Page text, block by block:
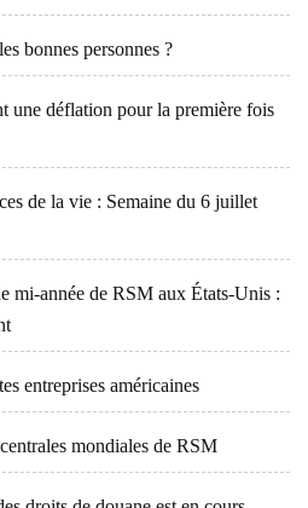
bonnes personnes ?
une déflation pour la première fois
de la vie : Semaine du 6 juillet
mi-année de RSM aux États-Unis :
entreprises américaines
mondiales de RSM